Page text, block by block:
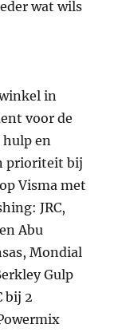
wat wils
in
voor de
en
prioriteit bij
Visma met
JRC,
Abu
Mondial
Gulp
bij 2